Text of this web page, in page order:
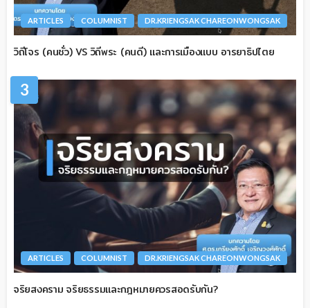
ARTICLES COLUMNIST DR.KRIENGSAK CHAREONWONGSAK
วิถีโจร (คนชั่ว) VS วิถีพระ (คนดี) และการเมืองแบบ อารยาธิปไตย
3
ARTICLES COLUMNIST DR.KRIENGSAK CHAREONWONGSAK
จริยสงคราม จริยธรรมและกฎหมายควรสอดรับกัน?